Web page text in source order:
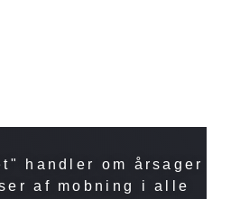
handler om årsager
af mobning i alle